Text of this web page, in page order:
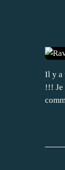
Il y a
!!! Je